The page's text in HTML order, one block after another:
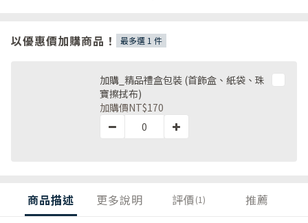
以優惠價加購商品！ 最多選 1 件
加購_精品禮盒包裝 (首飾盒、紙袋、珠
寶擦拭布)
加購價NT$170
商品描述 更多說明 評價(1) 推薦